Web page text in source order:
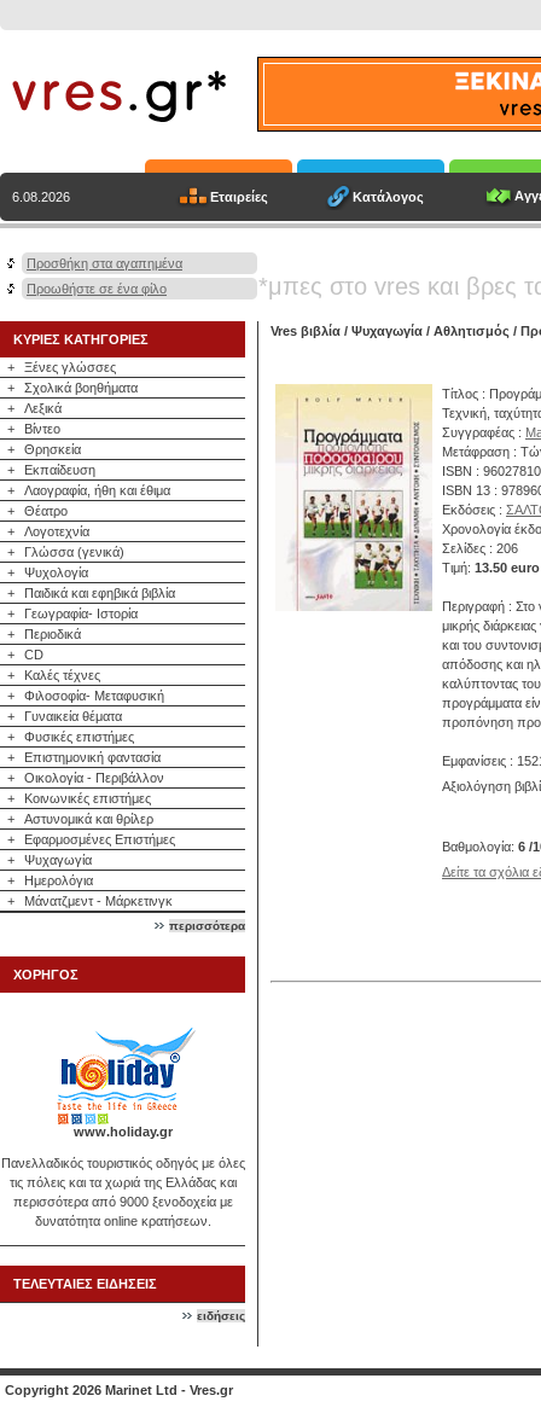
6.08.2026 Εταιρείες Κατάλογος
Προσθήκη στα αγαπημένα
Προωθήστε σε ένα φίλο
*μπες στο vres και βρες
ΚΥΡΙΕΣ ΚΑΤΗΓΟΡΙΕΣ
+
Ξένες γλώσσες
+
Σχολικά βοηθήματα
+
Λεξικά
+
Βίντεο
+
Θρησκεία
+
Εκπαίδευση
+
Λαογραφία, ήθη και έθιμα
+
Θέατρο
+
Λογοτεχνία
+
Γλώσσα (γενικά)
+
Ψυχολογία
+
Παιδικά και εφηβικά βιβλία
+
Γεωγραφία- Ιστορία
+
Περιοδικά
+
CD
+
Καλές τέχνες
+
Φιλοσοφία- Μεταφυσική
+
Γυναικεία θέματα
+
Φυσικές επιστήμες
+
Επιστημονική φαντασία
+
Οικολογία - Περιβάλλον
+
Κοινωνικές επιστήμες
+
Αστυνομικά και θρίλερ
+
Εφαρμοσμένες Επιστήμες
+
Ψυχαγωγία
+
Ημερολόγια
+
Μάνατζμεντ - Μάρκετινγκ
περισσότερα
ΧΟΡΗΓΟΣ
www.holiday.gr
Πανελλαδικός τουριστικός οδηγός με όλες
τις πόλεις και τα χωριά της Ελλάδας και
περισσότερα από 9000 ξενοδοχεία με
δυνατότητα online κρατήσεων.
ΤΕΛΕΥΤΑΙΕΣ ΕΙΔΗΣΕΙΣ
ειδήσεις
Vres βιβλία / Ψυχαγωγία / Αθλητισμός /
Τίτλος :
Τεχνική,
Συγγραφέας :
Μετάφραση :
ISBN :
ISBN 13 :
Εκδόσεις :
Χρονολογία
Σελίδες : 206
Τιμή: 13.50 euro
Περιγραφή : Στο
μικρής
και του
απόδοσης και
καλύπτοντας
προγράμματα
προπόνηση
Εμφανίσεις :
Αξιολόγηση
Βαθμολογία: 6 /
Δείτε τα σχόλια
Copyright 2026 Marinet Ltd - Vres.gr